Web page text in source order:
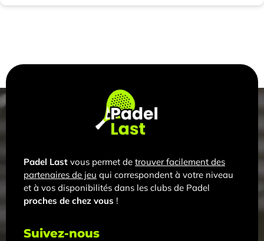
Padel Last vous permet de trouver facilement des
partenaires de jeu qui correspondent à votre niveau
et à vos disponibilités dans les clubs de Padel
proches de chez vous !
Suivez-nous